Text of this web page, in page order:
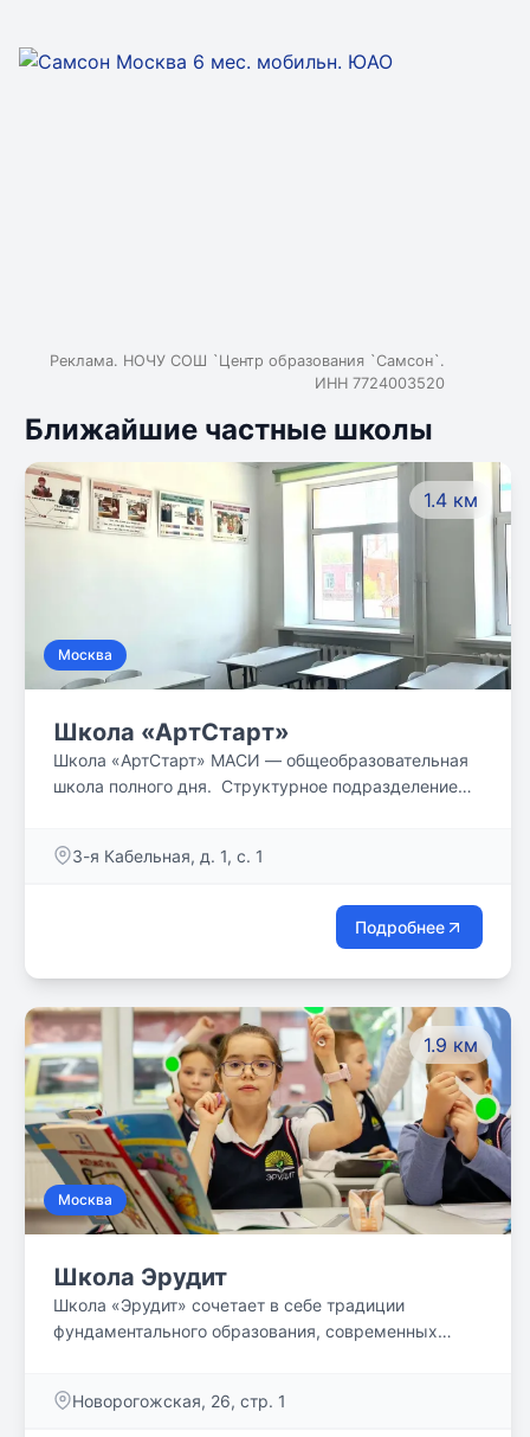
Реклама. НОЧУ СОШ `Центр образования `Самсон`.
ИНН 7724003520
Ближайшие частные школы
1.4 км
Москва
Школа «АртСтарт»
Школа «АртСтарт» МАСИ — общеобразовательная
школа полного дня. Структурное подразделение
Строительного Института.
3-я Кабельная, д. 1, с. 1
Подробнее
1.9 км
Москва
Школа Эрудит
Школа «Эрудит» сочетает в себе традиции
фундаментального образования, современных
Новорогожская, 26, стр. 1